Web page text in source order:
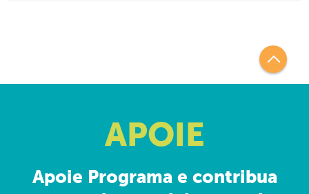
APOIE
Apoie Programa e contribua